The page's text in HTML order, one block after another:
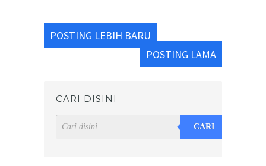
POSTING LEBIH BARU
POSTING LAMA
CARI DISINI
CARI